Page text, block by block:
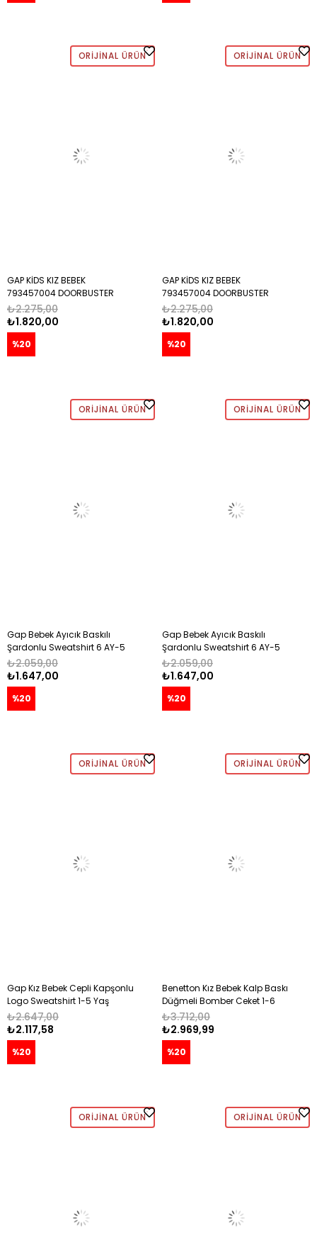
ORIJINAL ÜRÜN
GAP KİDS KIZ BEBEK
793457004 DOORBUSTER
CREW MOR
₺1.820,00
₺2.275,00
%20
ORIJINAL ÜRÜN
GAP KİDS KIZ BEBEK
793457004 DOORBUSTER
CREW BEJ
₺1.820,00
₺2.275,00
%20
ORIJINAL ÜRÜN
Gap Bebek Ayıcık Baskılı
Şardonlu Sweatshirt 6 AY-5
Yaş PEMBE
₺1.647,00
₺2.059,00
%20
ORIJINAL ÜRÜN
Gap Bebek Ayıcık Baskılı
Şardonlu Sweatshirt 6 AY-5
Yaş MAVİ
₺1.647,00
₺2.059,00
%20
ORIJINAL ÜRÜN
Gap Kız Bebek Cepli Kapşonlu
Logo Sweatshirt 1-5 Yaş
PEMBE
₺2.117,58
₺2.647,00
%20
ORIJINAL ÜRÜN
Benetton Kız Bebek Kalp Baskı
Düğmeli Bomber Ceket 1-6
Yaş AÇIK PEMBE
₺2.969,99
₺3.712,00
%20
ORIJINAL ÜRÜN ORIJINAL ÜRÜN